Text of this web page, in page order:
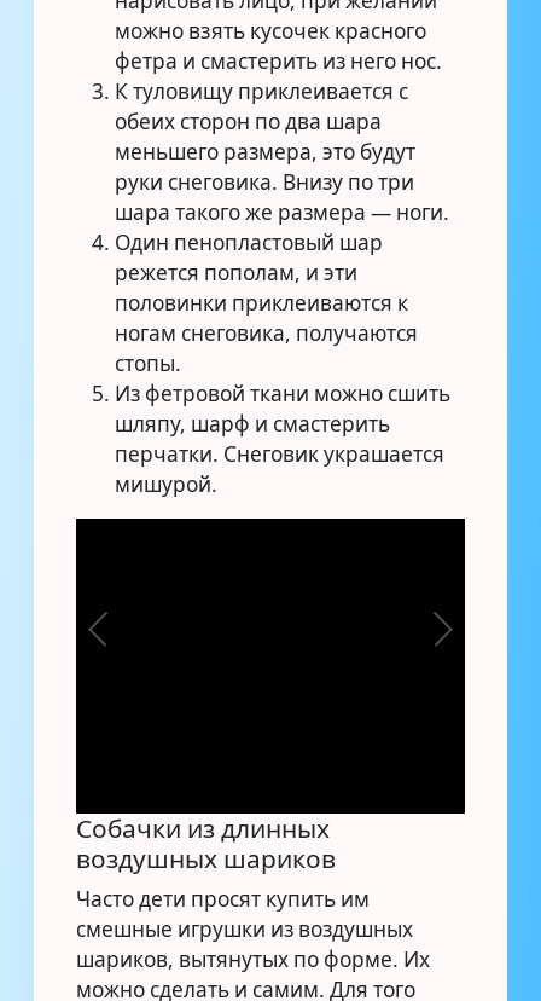
можно взять кусочек красного
фетра и смастерить из него нос.
К туловищу приклеивается с
обеих сторон по два шара
меньшего размера, это будут
руки снеговика. Внизу по три
шара такого же размера — ноги.
Один пенопластовый шар
режется пополам, и эти
половинки приклеиваются к
ногам снеговика, получаются
стопы.
Из фетровой ткани можно сшить
шляпу, шарф и смастерить
перчатки. Снеговик украшается
мишурой.
Собачки из длинных
воздушных шариков
Часто дети просят купить им
смешные игрушки из воздушных
шариков, вытянутых по форме. Их
можно сделать и самим. Для того